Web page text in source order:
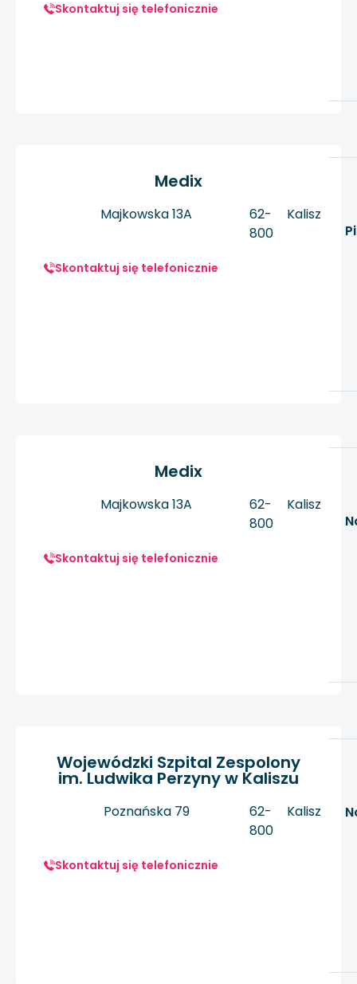
Skontaktuj się telefonicznie
Medix
Majkowska 13A
62-
800
Kalisz
Skontaktuj się telefonicznie
Medix
Majkowska 13A
62-
800
Kalisz
Skontaktuj się telefonicznie
Wojewódzki Szpital Zespolony
im. Ludwika Perzyny w Kaliszu
Poznańska 79
62-
800
Kalisz
Skontaktuj się telefonicznie